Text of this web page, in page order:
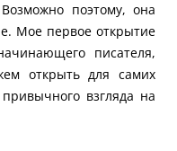
поэтому, она
Мое первое открытие
писателя,
открыть для самих
взгляда на